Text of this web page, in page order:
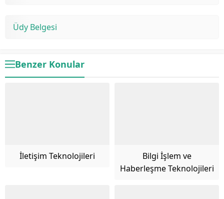
Üdy Belgesi
Benzer Konular
İletişim Teknolojileri
Bilgi İşlem ve
Haberleşme Teknolojileri